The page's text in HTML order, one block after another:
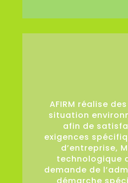
AFIRM réalise
situation
afin de
exigences
d’entreprise,
technologique
demande de
démarche